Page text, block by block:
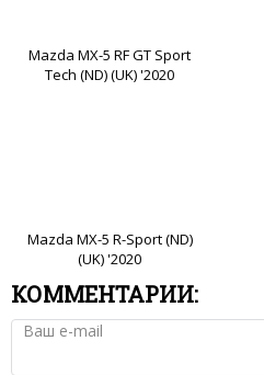
Mazda MX-5 RF GT Sport
Tech (ND) (UK) '2020
Mazda MX-5 R-Sport (ND)
(UK) '2020
КОММЕНТАРИИ:
Ваш e-mail